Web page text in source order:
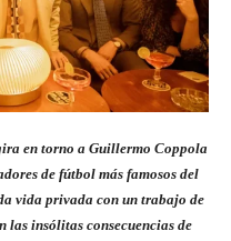
en torno a Guillermo Coppola
de fútbol más famosos del
vida privada con un trabajo de
insólitas consecuencias de